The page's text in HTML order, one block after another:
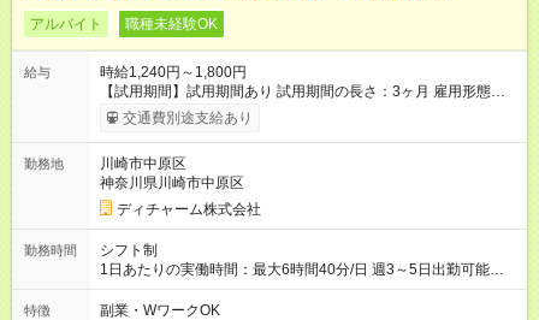
アルバイト 職種未経験OK
給与
時給1,240円～1,800円
【試用期間】試用期間あり 試用期間の長さ：3ヶ月 雇用形態、
給与は本採用時と同じです。
交通費別途支給あり
勤務地
川崎市中原区
神奈川県川崎市中原区
ディチャーム株式会社
勤務時間
シフト制
1日あたりの実働時間：最大6時間40分/日 週3～5日出勤可能な
方 （シフト例） 9:00～16:40（休憩1時間含む） ご希望に合わせ
て勤務終了時間はご相談可能です ※勤務地により多少の前後
特徴 副業・WワークOK